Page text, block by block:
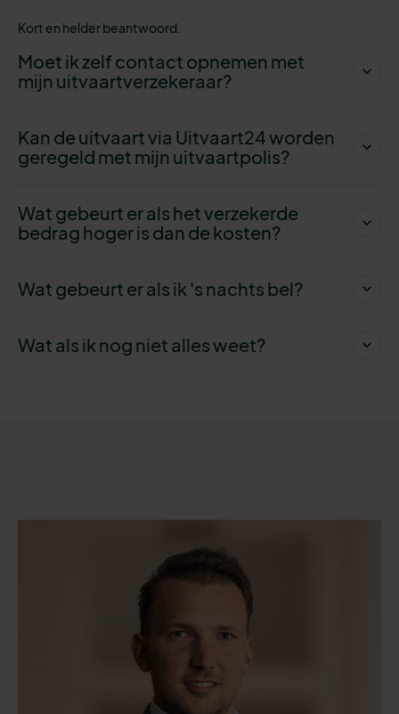
Kort en helder beantwoord.
Moet ik zelf contact opnemen met
mijn uitvaartverzekeraar?
Kan de uitvaart via Uitvaart24 worden
geregeld met mijn uitvaartpolis?
Wat gebeurt er als het verzekerde
bedrag hoger is dan de kosten?
Wat gebeurt er als ik 's nachts bel?
Wat als ik nog niet alles weet?